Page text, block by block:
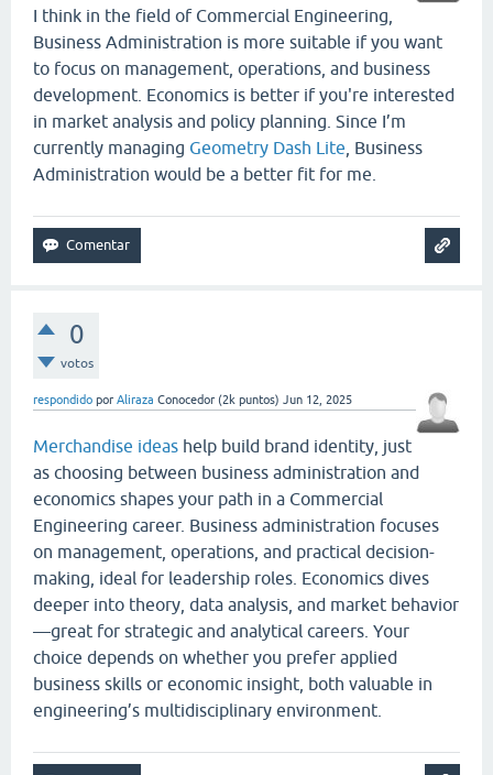
I think in the field of Commercial Engineering,
Business Administration is more suitable if you want
to focus on management, operations, and business
development. Economics is better if you're interested
in market analysis and policy planning. Since I’m
currently managing Geometry Dash Lite , Business
Administration would be a better fit for me.
0
votos
respondido por Aliraza Conocedor (2k puntos) Jun 12, 2025
Merchandise ideas help build brand identity, just
as choosing between business administration and
economics shapes your path in a Commercial
Engineering career. Business administration focuses
on management, operations, and practical decision-
making, ideal for leadership roles. Economics dives
deeper into theory, data analysis, and market behavior
—great for strategic and analytical careers. Your
choice depends on whether you prefer applied
business skills or economic insight, both valuable in
engineering’s multidisciplinary environment.